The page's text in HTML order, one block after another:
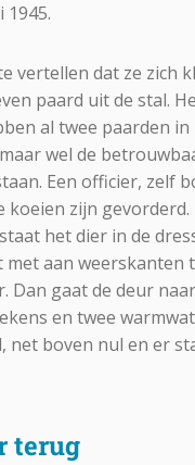
1945.
vertellen dat ze zich
paard uit de stal.
al twee paarden
wel de
Een officier, zelf
zijn
het dier in de
aan weerskanten
gaat de deur
en twee
net boven nul en er
terug